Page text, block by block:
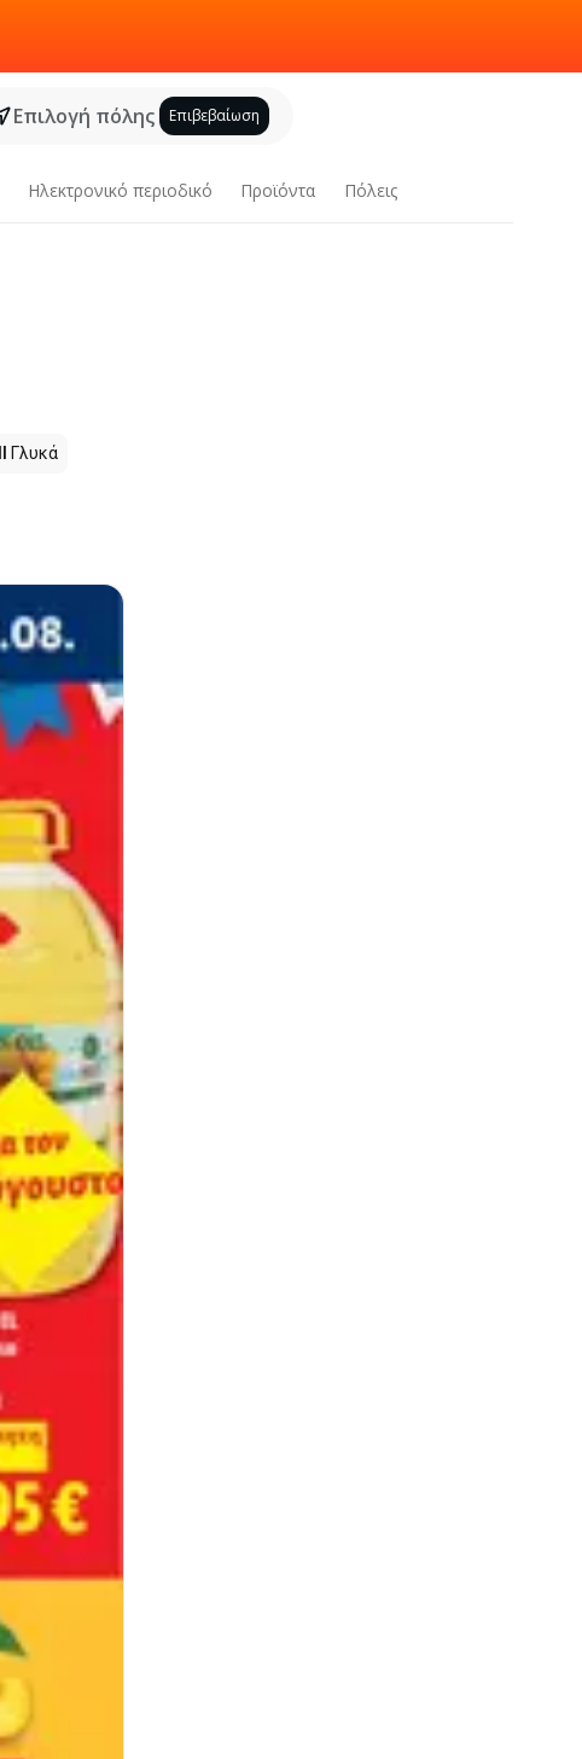
Επιλογή πόλης Επιβεβαίωση
Ηλεκτρονικό περιοδικό Προϊόντα Πόλεις
Γλυκά